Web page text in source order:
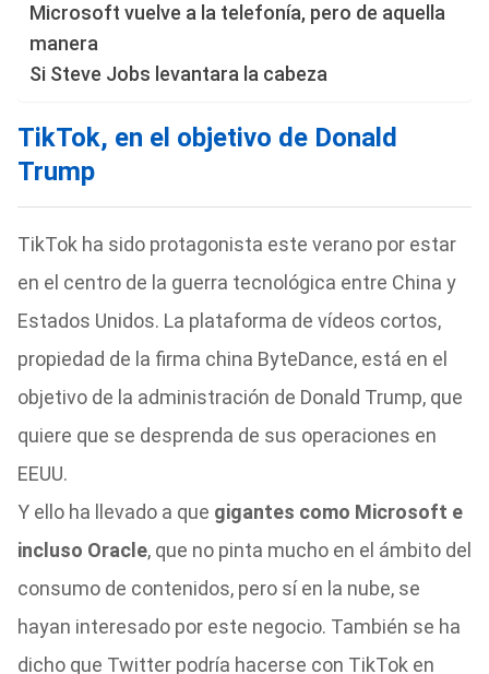
Microsoft vuelve a la telefonía, pero de aquella
manera
Si Steve Jobs levantara la cabeza
TikTok, en el objetivo de Donald
Trump
TikTok ha sido protagonista este verano por estar
en el centro de la guerra tecnológica entre China y
Estados Unidos. La plataforma de vídeos cortos,
propiedad de la firma china ByteDance, está en el
objetivo de la administración de Donald Trump, que
quiere que se desprenda de sus operaciones en
EEUU.
Y ello ha llevado a que gigantes como Microsoft e
incluso Oracle, que no pinta mucho en el ámbito del
consumo de contenidos, pero sí en la nube, se
hayan interesado por este negocio. También se ha
dicho que Twitter podría hacerse con TikTok en